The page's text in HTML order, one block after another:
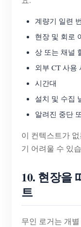
계량기 일련
현장 및 회로
상 또는 채널
외부 CT 사용
시간대
설치 및 수집
알려진 중단
이 컨텍스트가
기 어려울 수 있
10. 현장을
트
무인 로거는 개